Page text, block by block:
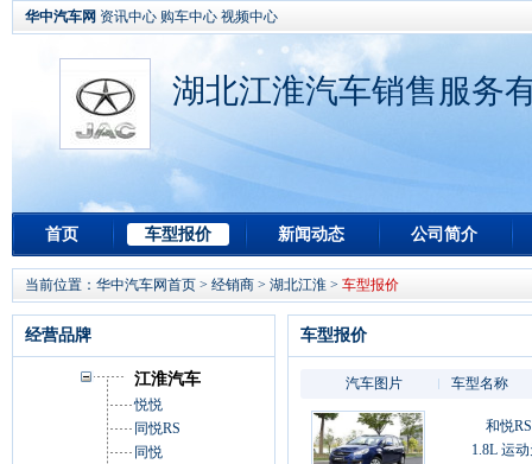
华中汽车网 资讯中心 购车中心 视频中心
湖北江淮汽车销售服务
首页 车型报价 新闻动态 公司简介
当前位置： 华中汽车网首页 > 经销商 > 湖北江淮 > 车型报价
经营品牌
江淮汽车
悦悦
同悦RS
同悦
车型报价
汽车图片 车型名称
和悦
1.8L 运